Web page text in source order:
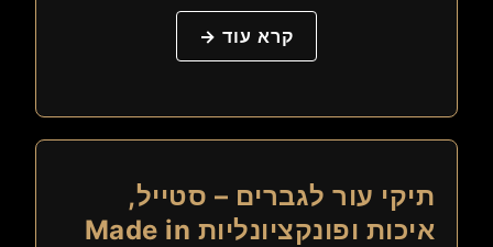
קרא עוד →
תיקי עור לגברים – סטייל,
איכות ופונקציונליות Made in